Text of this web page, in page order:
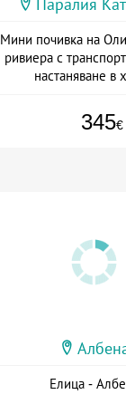
Паралия
Мини почивка на
ривиера с
настаняване в
345€
Елица -